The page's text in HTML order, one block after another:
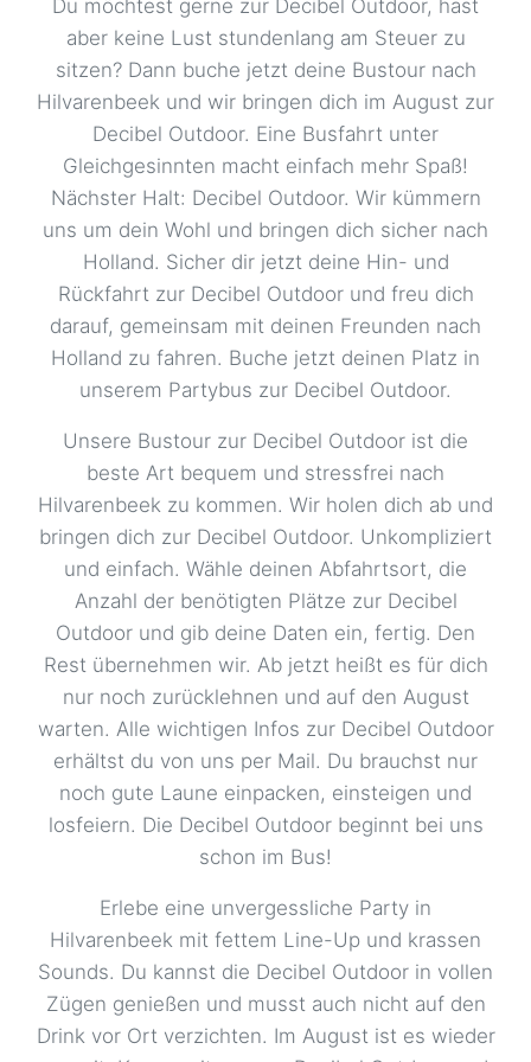
Industriestraße 2, 32756 Detmold
Dinslaken - Hbf 59,00 €
Bahnhofsplatz 1, 46535 Dinslaken
Dorsten - Hbf 59,00 €
Julius-Ambrunn-Straße, 46282 Dorsten
Dortmund 59,00 €
Steinstraße 39, 44147 Dortmund
Duisburg 59,00 €
Mercatorstraße 74 - 80, 47051 Duisburg
Dülmen - ZOB 59,00 €
Bahnhofstr. 50 , 48249 Dülmen
Düren 59,00 €
Ludwig-Erhard-Platz, 52351 Düren
Düsseldorf 59,00 €
Worringer Straße 140, 40210 Düsseldorf
Elsdorf - Dorfplatz 59,00 €
Dorfpl. 19, 50189 Elsdorf
Elten 49,00 €
Beeker Straße 250, 46446 Emmerich
Emmerich - Hbf 49,00 €
Bahnhofstr. 21, 46446 Emmerich
Hengelopl. , 48282 Emsdetten
Erwitte - Star Tankstelle 65,00 €
Hellweg 66, 59597 Erwitte
Essen 59,00 €
Du möchtest gerne zur Decibel Outdoor, hast
aber keine Lust stundenlang am Steuer zu
sitzen? Dann buche jetzt deine Bustour nach
Hilvarenbeek und wir bringen dich im August zur
Decibel Outdoor. Eine Busfahrt unter
Gleichgesinnten macht einfach mehr Spaß!
Nächster Halt: Decibel Outdoor. Wir kümmern
uns um dein Wohl und bringen dich sicher nach
Holland. Sicher dir jetzt deine Hin- und
Rückfahrt zur Decibel Outdoor und freu dich
darauf, gemeinsam mit deinen Freunden nach
Holland zu fahren. Buche jetzt deinen Platz in
unserem Partybus zur Decibel Outdoor.
Unsere Bustour zur Decibel Outdoor ist die
beste Art bequem und stressfrei nach
Hilvarenbeek zu kommen. Wir holen dich ab und
bringen dich zur Decibel Outdoor. Unkompliziert
und einfach. Wähle deinen Abfahrtsort, die
Anzahl der benötigten Plätze zur Decibel
Outdoor und gib deine Daten ein, fertig. Den
Rest übernehmen wir. Ab jetzt heißt es für dich
nur noch zurücklehnen und auf den August
warten. Alle wichtigen Infos zur Decibel Outdoor
erhältst du von uns per Mail. Du brauchst nur
noch gute Laune einpacken, einsteigen und
losfeiern. Die Decibel Outdoor beginnt bei uns
schon im Bus!
Erlebe eine unvergessliche Party in
Hilvarenbeek mit fettem Line-Up und krassen
Sounds. Du kannst die Decibel Outdoor in vollen
Zügen genießen und musst auch nicht auf den
Drink vor Ort verzichten. Im August ist es wieder